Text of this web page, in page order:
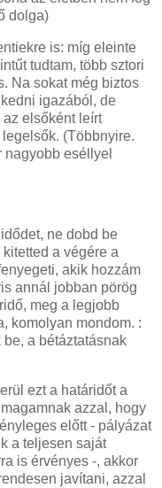
dolga)
is: míg eleinte
tudtam, több sztori
Na sokat még biztos
igazából, de
elsőként leírt
(Többnyire.
eséllyel
ne dobd be
a végére a
akik hozzám
annál jobban pörög
meg a legjobb
komolyan mondom. :
a bétáztatásnak
ezt a határidőt a
azzal, hogy
előtt - pályázat
a teljesen saját
is érvényes -, akkor
javítani, azzal